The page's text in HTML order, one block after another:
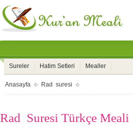
Sureler Hatim Setleri Mealler
Anasayfa Rad suresi
Rad Suresi Türkçe Meali